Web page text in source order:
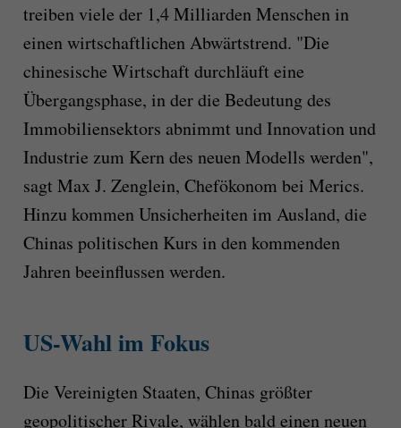
treiben viele der 1,4 Milliarden Menschen in
einen wirtschaftlichen Abwärtstrend. "Die
chinesische Wirtschaft durchläuft eine
Übergangsphase, in der die Bedeutung des
Immobiliensektors abnimmt und Innovation und
Industrie zum Kern des neuen Modells werden",
sagt Max J. Zenglein, Chefökonom bei Merics.
Hinzu kommen Unsicherheiten im Ausland, die
Chinas politischen Kurs in den kommenden
Jahren beeinflussen werden.
US-Wahl im Fokus
Die Vereinigten Staaten, Chinas größter
geopolitischer Rivale, wählen bald einen neuen